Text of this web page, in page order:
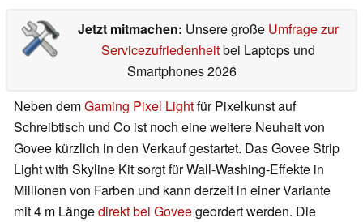
Jetzt mitmachen: Unsere große Umfrage zur
Servicezufriedenheitbei Laptops und
Smartphones 2026
Neben demGaming Pixel Lightfür Pixelkunst auf
Schreibtisch und Co ist noch eine weitere Neuheit von
Govee kürzlich in den Verkauf gestartet. Das Govee Strip
Light with Skyline Kit sorgt für Wall-Washing-Effekte in
Millionen von Farben und kann derzeit in einer Variante
mit 4 m Längedirekt bei Goveegeordert werden. Die